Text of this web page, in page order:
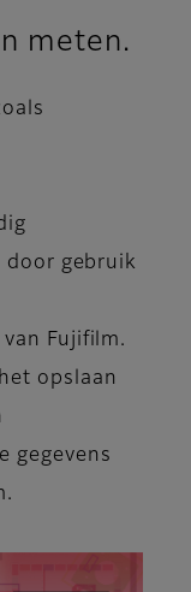
meten.
door gebruik
Fujifilm.
opslaan
gegevens